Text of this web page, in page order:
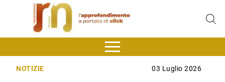
NOTIZIE 03 Luglio 2026